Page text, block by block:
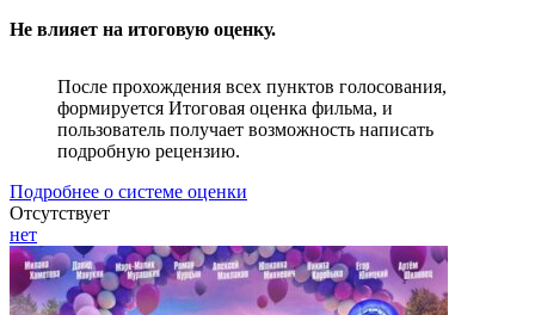
Не влияет на итоговую оценку.
После прохождения всех пунктов голосования,
формируется Итоговая оценка фильма, и
пользователь получает возможность написать
подробную рецензию.
Подробнее о системе оценки
Отсутствует
нет